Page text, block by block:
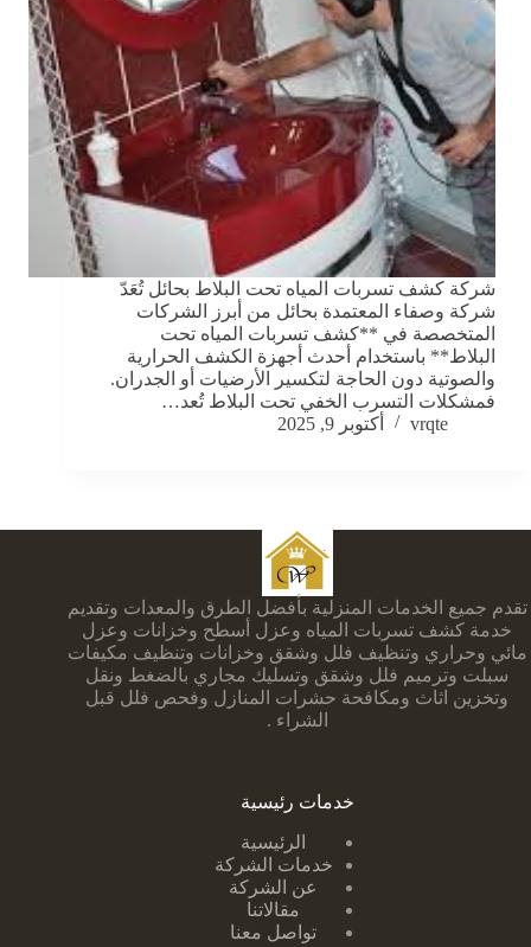
شركة كشف تسربات المياه تحت البلاط بحائل تُعَدّ
شركة وصفاء المعتمدة بحائل من أبرز الشركات
المتخصصة في **كشف تسربات المياه تحت
البلاط** باستخدام أحدث أجهزة الكشف الحرارية
والصوتية دون الحاجة لتكسير الأرضيات أو الجدران.
فمشكلات التسرب الخفي تحت البلاط تُعد…
vrqte
أكتوبر 9, 2025
تقدم جميع الخدمات المنزلية بأفضل الطرق والمعدات وتقديم
خدمة كشف تسربات المياه وعزل أسطح وخزانات وعزل
مائي وحراري وتنظيف فلل وشقق وخزانات وتنظيف مكيفات
سبلت وترميم فلل وشقق وتسليك مجاري بالضغط ونقل
وتخزين اثاث ومكافحة حشرات المنازل وفحص فلل قبل
الشراء .
خدمات رئيسية
الرئيسية
خدمات الشركة
عن الشركة
مقالاتنا
تواصل معنا